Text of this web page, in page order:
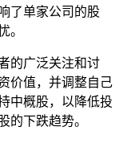
了单家公司的股
。
的广泛关注和讨
价值，并调整自己
中概股，以降低投
的下跌趋势。